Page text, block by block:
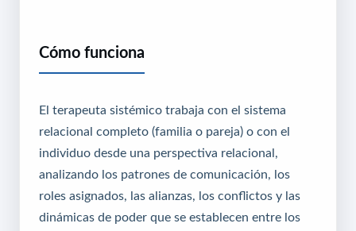
Cómo funciona
El terapeuta sistémico trabaja con el sistema
relacional completo (familia o pareja) o con el
individuo desde una perspectiva relacional,
analizando los patrones de comunicación, los
roles asignados, las alianzas, los conflictos y las
dinámicas de poder que se establecen entre los